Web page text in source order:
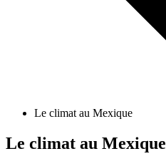
Le climat au Mexique
Le climat au Mexique